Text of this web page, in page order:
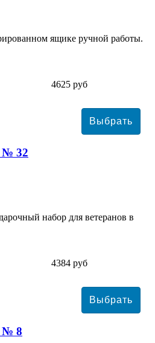
ящике ручной работы.
4625 руб
№ 32
набор для ветеранов в
4384 руб
№ 8